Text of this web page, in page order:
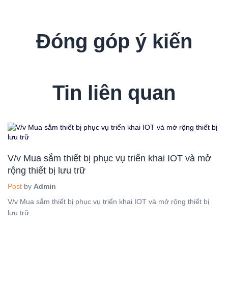
Đóng góp ý kiến
Tin liên quan
V/v Mua sắm thiết bị phục vụ triển khai IOT và mở
rộng thiết bị lưu trữ
Post by Admin
V/v Mua sắm thiết bị phục vụ triển khai IOT và mở rộng thiết bị
lưu trữ